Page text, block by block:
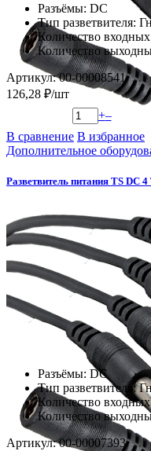
Разъёмы: DC
Тип разветвителя:
Количество
Количество
Артикул: 00-00008541
126,28 ₽/шт
+–
В сравнение В избранное
Дополнительное
Разветвитель питания TS DC 4
Разъёмы: DC
Тип разветвителя:
Количество
Количество
Артикул: 00-00007393